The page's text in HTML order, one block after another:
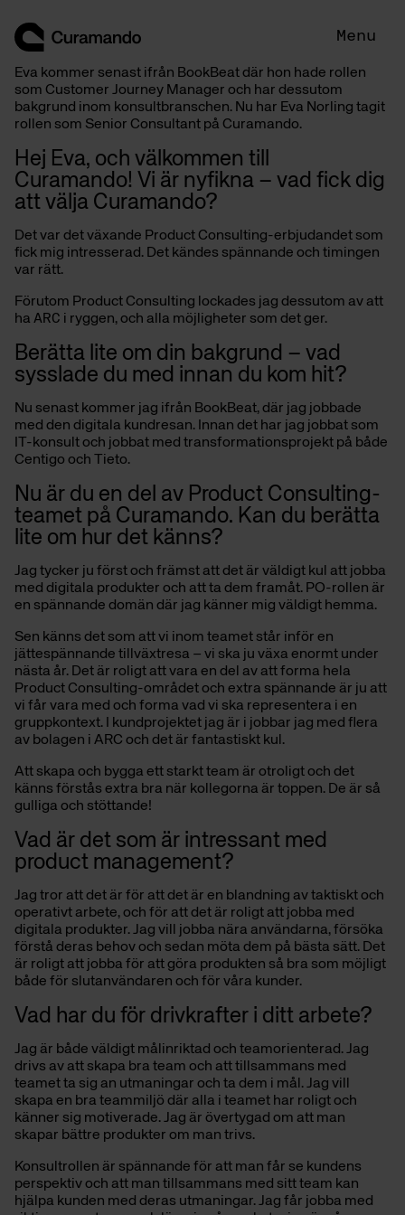
content
Menu
Eva kommer senast ifrån BookBeat där hon hade rollen
som Customer Journey Manager och har dessutom
bakgrund inom konsultbranschen. Nu har Eva Norling tagit
rollen som Senior Consultant på Curamando.
Hej Eva, och välkommen till
Curamando! Vi är nyfikna – vad fick dig
att välja Curamando?
Det var det växande Product Consulting-erbjudandet som
fick mig intresserad. Det kändes spännande och timingen
var rätt.
Förutom Product Consulting lockades jag dessutom av att
ha ARC i ryggen, och alla möjligheter som det ger.
Berätta lite om din bakgrund – vad
sysslade du med innan du kom hit?
Nu senast kommer jag ifrån BookBeat, där jag jobbade
med den digitala kundresan. Innan det har jag jobbat som
IT-konsult och jobbat med transformationsprojekt på både
Centigo och Tieto.
Nu är du en del av Product Consulting-
teamet på Curamando. Kan du berätta
lite om hur det känns?
Jag tycker ju först och främst att det är väldigt kul att jobba
med digitala produkter och att ta dem framåt. PO-rollen är
en spännande domän där jag känner mig väldigt hemma.
Sen känns det som att vi inom teamet står inför en
jättespännande tillväxtresa – vi ska ju växa enormt under
nästa år. Det är roligt att vara en del av att forma hela
Product Consulting-området och extra spännande är ju att
vi får vara med och forma vad vi ska representera i en
gruppkontext. I kundprojektet jag är i jobbar jag med flera
av bolagen i ARC och det är fantastiskt kul.
Att skapa och bygga ett starkt team är otroligt och det
känns förstås extra bra när kollegorna är toppen. De är så
gulliga och stöttande!
Vad är det som är intressant med
product management?
Jag tror att det är för att det är en blandning av taktiskt och
operativt arbete, och för att det är roligt att jobba med
digitala produkter. Jag vill jobba nära användarna, försöka
förstå deras behov och sedan möta dem på bästa sätt. Det
är roligt att jobba för att göra produkten så bra som möjligt
både för slutanvändaren och för våra kunder.
Vad har du för drivkrafter i ditt arbete?
Jag är både väldigt målinriktad och teamorienterad. Jag
drivs av att skapa bra team och att tillsammans med
teamet ta sig an utmaningar och ta dem i mål. Jag vill
skapa en bra teammiljö där alla i teamet har roligt och
känner sig motiverade. Jag är övertygad om att man
skapar bättre produkter om man trivs.
Konsultrollen är spännande för att man får se kundens
perspektiv och att man tillsammans med sitt team kan
hjälpa kunden med deras utmaningar. Jag får jobba med